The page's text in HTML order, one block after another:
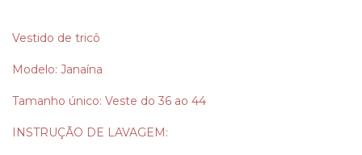
Vestido de tricô
Modelo: Janaína
Tamanho único: Veste do 36 ao 44
INSTRUÇÃO DE LAVAGEM: